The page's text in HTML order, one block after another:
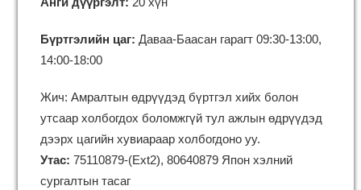
Бүртгэлийн цаг: Даваа-Баасан гарагт 09:30-13:00,
14:00-18:00
Жич: Амралтын өдрүүдэд бүртгэл хийх болон
утсаар холбогдох боломжгүй тул ажлын өдрүүдэд
дээрх цагийн хувиараар холбогдоно уу.
Утас: 75110879-(Ext2), 80640879 Япон хэлний
сургалтын тасаг